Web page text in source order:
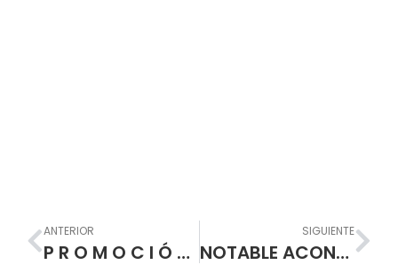
Prev
ANTERIOR
P R O M O C I Ó N 2.0 2 0 “La generación del conocimiento” C A M I N O A L A S P R U E B A S S A B E R 11
SIGUIENTE
NOTABLE ACONTECIMIENTO EN NUESTRA INSTITUCIÓN: CUMPLIMOS 109 AÑOS FORMANDO MAESTROS PARA UNA NUEVA SOCIEDAD